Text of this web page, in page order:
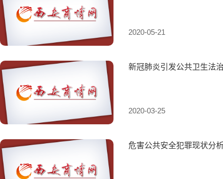
2020-05-21
新冠肺炎引发公共卫生法
2020-03-25
危害公共安全犯罪现状分